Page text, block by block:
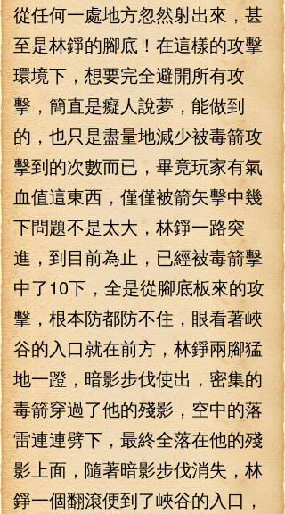
從任何一處地方忽然射出來，甚
至是林錚的腳底！在這樣的攻擊
環境下，想要完全避開所有攻
擊，簡直是癡人說夢，能做到
的，也只是盡量地減少被毒箭攻
擊到的次數而已，畢竟玩家有氣
血值這東西，僅僅被箭矢擊中幾
下問題不是太大，林錚一路突
進，到目前為止，已經被毒箭擊
中了10下，全是從腳底板來的攻
擊，根本防都防不住，眼看著峽
谷的入口就在前方，林錚兩腳猛
地一蹬，暗影步伐使出，密集的
毒箭穿過了他的殘影，空中的落
雷連連劈下，最終全落在他的殘
影上面，隨著暗影步伐消失，林
錚一個翻滾便到了峽谷的入口，